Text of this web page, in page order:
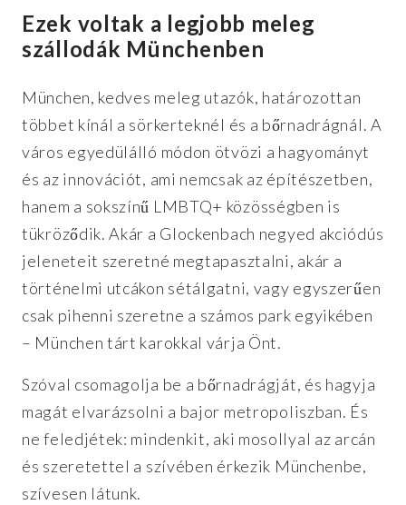
Ezek voltak a legjobb meleg
szállodák Münchenben
München, kedves meleg utazók, határozottan
többet kínál a sörkerteknél és a bőrnadrágnál. A
város egyedülálló módon ötvözi a hagyományt
és az innovációt, ami nemcsak az építészetben,
hanem a sokszínű LMBTQ+ közösségben is
tükröződik. Akár a Glockenbach negyed akciódús
jeleneteit szeretné megtapasztalni, akár a
történelmi utcákon sétálgatni, vagy egyszerűen
csak pihenni szeretne a számos park egyikében
– München tárt karokkal várja Önt.
Szóval csomagolja be a bőrnadrágját, és hagyja
magát elvarázsolni a bajor metropoliszban. És
ne feledjétek: mindenkit, aki mosollyal az arcán
és szeretettel a szívében érkezik Münchenbe,
szívesen látunk.